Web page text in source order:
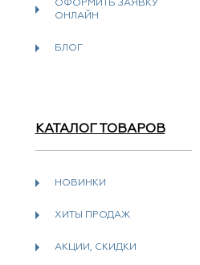
ОФОРМИТЬ ЗАЯВКУ
ОНЛАЙН
БЛОГ
КАТАЛОГ ТОВАРОВ
НОВИНКИ
ХИТЫ ПРОДАЖ
АКЦИИ, СКИДКИ